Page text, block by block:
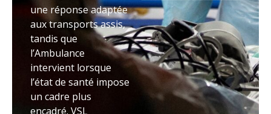
une réponse adaptée
aux transports assis,
tandis que
l’Ambulance
intervient lorsque
l’état de santé impose
un cadre plus
encadré. VSL